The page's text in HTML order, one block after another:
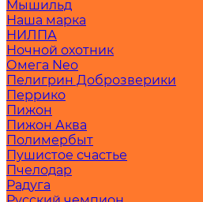
Мышильд
Наша марка
НИЛПА
Ночной охотник
Омега Neo
Пелигрин Доброзверики
Перрико
Пижон
Пижон Аква
Полимербыт
Пушистое счастье
Пчелодар
Радуга